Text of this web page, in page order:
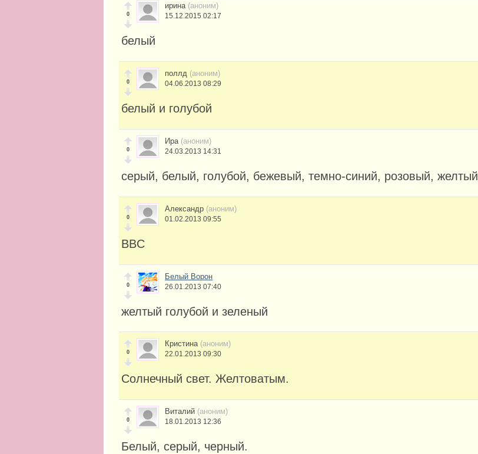
0
ирина (аноним)
15.12.2015 02:17
белый
0
поллд (аноним)
04.06.2013 08:29
белый и голубой
0
Ира (аноним)
24.03.2013 14:31
серый, белый, голубой, бежевый, темно-синий, розовый, желтый
0
Александр (аноним)
01.02.2013 09:55
BBC
0
Белый Ворон
26.01.2013 07:40
желтый голубой и зеленый
0
Кристина (аноним)
22.01.2013 09:30
Солнечный свет. Желтоватым.
0
Виталий (аноним)
18.01.2013 12:36
Белый, серый, черный.